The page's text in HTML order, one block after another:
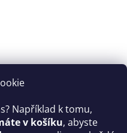
Například k tomu,
v košíku, abyste